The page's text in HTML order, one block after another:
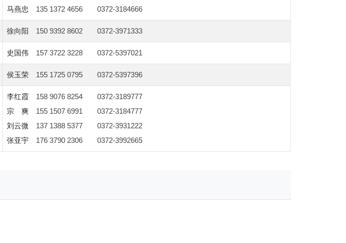
马燕忠 135 1372 4656 0372-3184666
徐向阳 150 9392 8602 0372-3971333
史国伟 157 3722 3228 0372-5397021
侯玉荣 155 1725 0795 0372-5397396
李红霞 158 9076 8254
0372-3189777
宗 爽 155 1507 6991
0372-3184777
刘云微 137 1388 5377
0372-3931222
张亚宇 176 3790 2306 0372-3992665